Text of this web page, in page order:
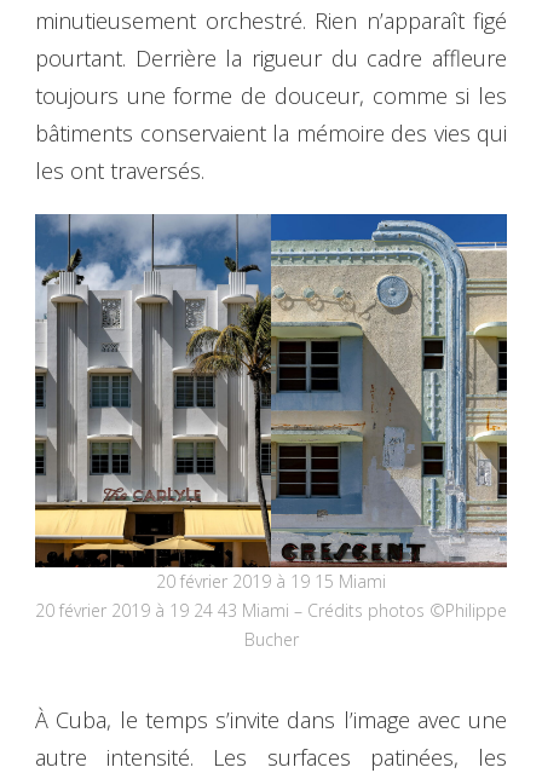
minutieusement orchestré. Rien n’apparaît figé
pourtant. Derrière la rigueur du cadre affleure
toujours une forme de douceur, comme si les
bâtiments conservaient la mémoire des vies qui
les ont traversés.
20 février 2019 à 19 15 Miami
20 février 2019 à 19 24 43 Miami – Crédits photos ©Philippe
Bucher
À Cuba, le temps s’invite dans l’image avec une
autre intensité. Les surfaces patinées, les